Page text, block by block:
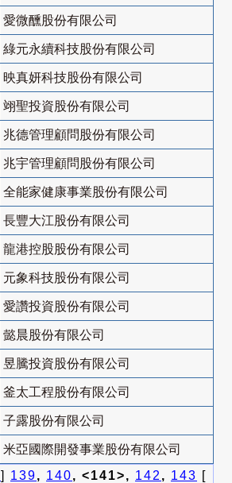
愛微醺股份有限公司
綠元永續科技股份有限公司
映真妍科技股份有限公司
翊聖投資股份有限公司
兆德管理顧問股份有限公司
兆宇管理顧問股份有限公司
全能家健康事業股份有限公司
長豐大江股份有限公司
龍港控股股份有限公司
元象科技股份有限公司
愛讚投資股份有限公司
懿晨股份有限公司
昱騰投資股份有限公司
釜太工程股份有限公司
子露股份有限公司
米亞國際開發事業股份有限公司
] 139, 140, <141>, 142 , 143 [